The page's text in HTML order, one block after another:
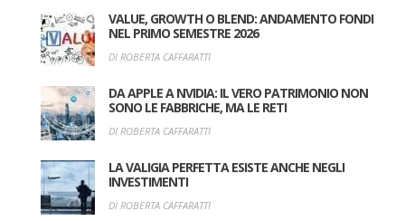
VALUE, GROWTH O BLEND: ANDAMENTO FONDI
NEL PRIMO SEMESTRE 2026
DI ROBERTA CAFFARATTI
DA APPLE A NVIDIA: IL VERO PATRIMONIO NON
SONO LE FABBRICHE, MA LE RETI
DI ROBERTA CAFFARATTI
LA VALIGIA PERFETTA ESISTE ANCHE NEGLI
INVESTIMENTI
DI ROBERTA CAFFARATTI